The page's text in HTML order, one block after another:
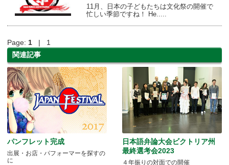
11月、日本の子どもたちは文化祭の開催で
忙しい季節ですね！ He.....
Page: 1 | 1
関連記事
パンフレット完成
出展・お店・パフォーマーを探すの
に
日本語弁論大会ビクトリア州
最終選考会2023
４年振りの対面での開催